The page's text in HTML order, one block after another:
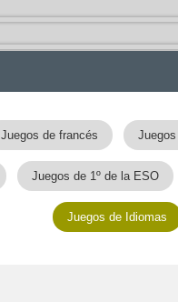
Juegos de francés
Juegos de 1º de la ESO
Juegos de Idiomas